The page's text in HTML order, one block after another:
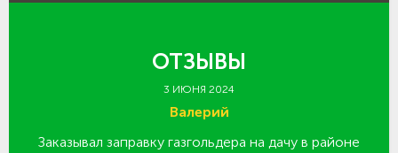
ОТЗЫВЫ
3 ИЮНЯ 2024
Валерий
Заказывал заправку газгольдера на дачу в районе